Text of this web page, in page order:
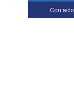
Contacto